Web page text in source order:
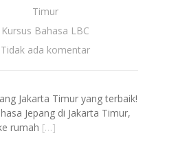
Timur
Kursus Bahasa LBC
Tidak ada komentar
Jakarta Timur yang terbaik!
Jepang di Jakarta Timur,
rumah […]